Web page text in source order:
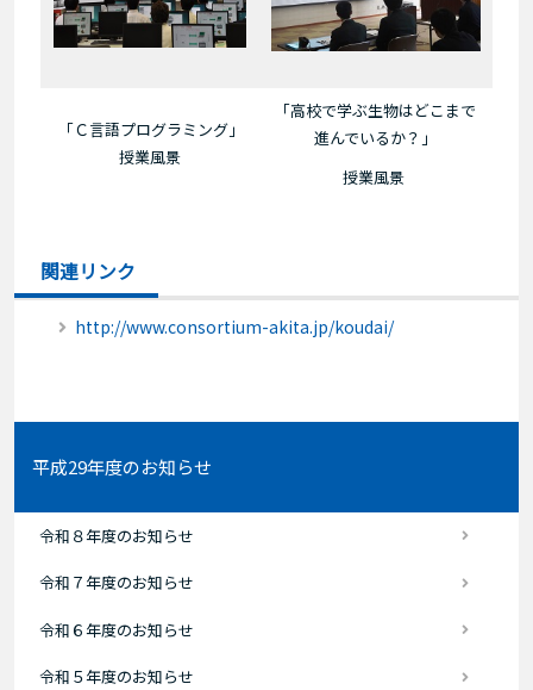
「Ｃ言語プログラミング」
授業風景
「高校で学ぶ生物はどこまで
進んでいるか？」
授業風景
関連リンク
http://www.consortium-akita.jp/koudai/
平成29年度のお知らせ
令和８年度のお知らせ
令和７年度のお知らせ
令和６年度のお知らせ
令和５年度のお知らせ